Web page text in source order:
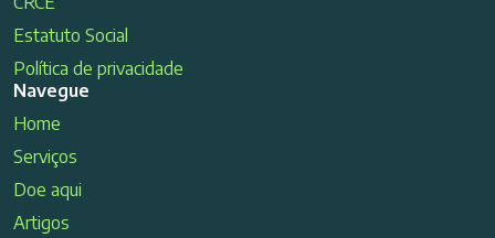
Estatuto Social
Política de privacidade
Navegue
Home
Serviços
Doe aqui
Artigos